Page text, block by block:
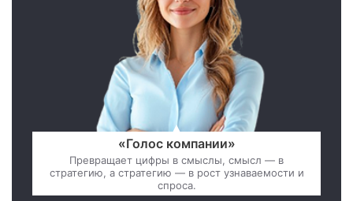
«Голос компании»
Превращает цифры в смыслы, смысл — в
стратегию, а стратегию — в рост узнаваемости и
спроса.